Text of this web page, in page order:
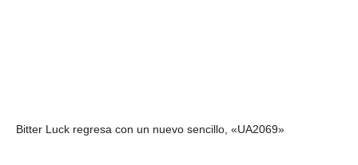
Bitter Luck regresa con un nuevo sencillo, «UA2069»